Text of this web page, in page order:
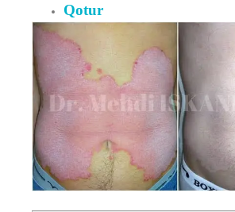
Qotur